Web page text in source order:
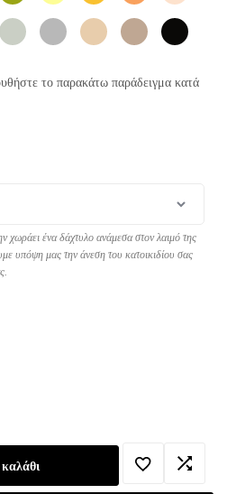
το παρακάτω παράδειγμα κατά
χωράει ένα δάχτυλο ανάμεσα στον λαιμό της
υπόψη μας την άνεση του κατοικιδίου σας